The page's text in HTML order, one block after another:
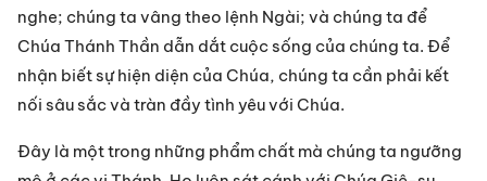
nghe; chúng ta vâng theo lệnh Ngài; và chúng ta để
Chúa Thánh Thần dẫn dắt cuộc sống của chúng ta. Để
nhận biết sự hiện diện của Chúa, chúng ta cần phải kết
nối sâu sắc và tràn đầy tình yêu với Chúa.
Đây là một trong những phẩm chất mà chúng ta ngưỡng